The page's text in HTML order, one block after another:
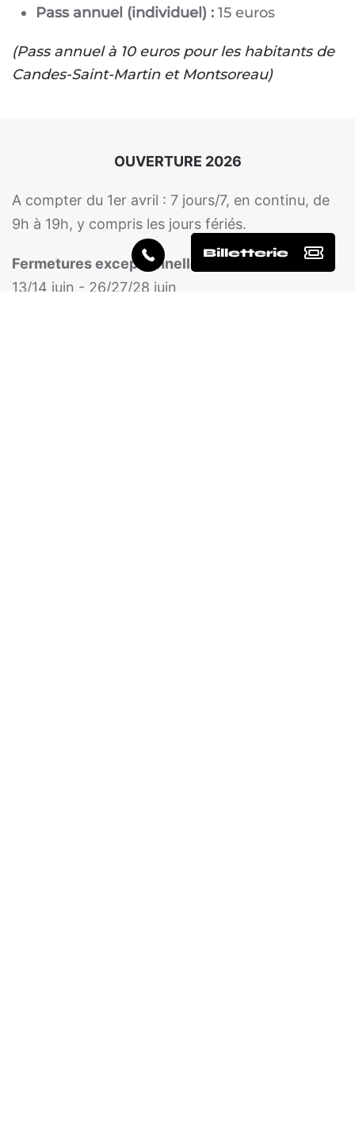
Pass annuel (individuel) : 15 euros
(Pass annuel à 10 euros pour les habitants de
Candes-Saint-Martin et Montsoreau)
OUVERTURE 2026
A compter du 1er avril : 7 jours/7, en continu, de
9h à 19h, y compris les jours fériés.
Fermetures exceptionnelles 2026 :
12 mai -
13/14 juin - 26/27/28 juin
Billetterie